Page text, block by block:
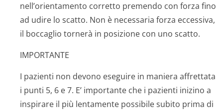
nell’orientamento corretto premendo con forza fino
ad udire lo scatto. Non è necessaria forza eccessiva,
il boccaglio tornerà in posizione con uno scatto.
IMPORTANTE
I pazienti non devono eseguire in maniera affrettata
i punti 5, 6 e 7. E’ importante che i pazienti inizino a
inspirare il più lentamente possibile subito prima di